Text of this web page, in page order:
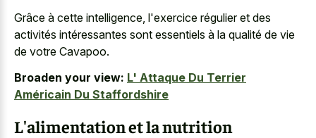
Grâce à cette intelligence, l'exercice régulier et des
activités intéressantes sont essentiels à la qualité de vie
de votre Cavapoo.
Broaden your view: L' Attaque Du Terrier
Américain Du Staffordshire
L'alimentation et la nutrition